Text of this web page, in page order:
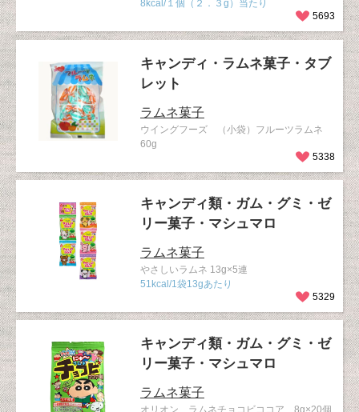
8kcal/１個（２．３g）当たり
5693
キャンディ・ラムネ菓子・タブ
レット
ラムネ菓子
ウイングフーズ （小袋）フルーツラムネ
60g
5338
キャンディ類・ガム・グミ・ゼ
リー菓子・マシュマロ
ラムネ菓子
やさしいラムネ 13g×5連
51kcal/1袋13gあたり
5329
キャンディ類・ガム・グミ・ゼ
リー菓子・マシュマロ
ラムネ菓子
オリオン ラムネチョコビココア 8g×20個